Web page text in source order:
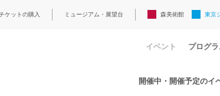
ケットの購入 ミュージアム・展望台 森美術館 東京
イベント プログ
開催中・開催予定のイ